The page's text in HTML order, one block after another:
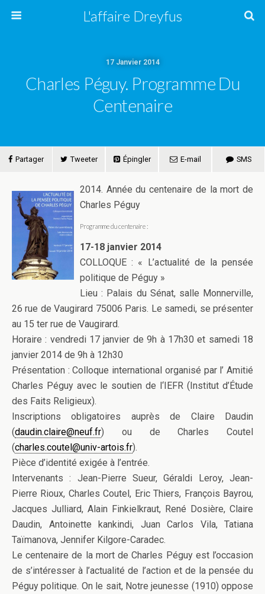
L'affaire Dreyfus
17 Janvier 2014
Charles Péguy. Programme Du
Centenaire
Partager Tweeter Épingler E-mail SMS
2014. Année du centenaire de la mort de
Charles Péguy
Programme du centenaire :
17-18 janvier 2014
COLLOQUE : « L’actualité de la pensée
politique de Péguy »
Lieu : Palais du Sénat, salle Monnerville,
26 rue de Vaugirard 75006 Paris. Le samedi, se présenter
au 15 ter rue de Vaugirard.
Horaire : vendredi 17 janvier de 9h à 17h30 et samedi 18
janvier 2014 de 9h à 12h30
Présentation : Colloque international organisé par l’ Amitié
Charles Péguy avec le soutien de l‘IEFR (Institut d’Étude
des Faits Religieux).
Inscriptions obligatoires auprès de Claire Daudin
(daudin.claire@neuf.fr) ou de Charles Coutel
(charles.coutel@univ-artois.fr).
Pièce d’identité exigée à l’entrée.
Intervenants : Jean-Pierre Sueur, Géraldi Leroy, Jean-
Pierre Rioux, Charles Coutel, Eric Thiers, François Bayrou,
Jacques Julliard, Alain Finkielkraut, René Dosière, Claire
Daudin, Antoinette kankindi, Juan Carlos Vila, Tatiana
Taïmanova, Jennifer Kilgore-Caradec.
Le centenaire de la mort de Charles Péguy est l’occasion
de s’intéresser à l’actualité de l’action et de la pensée du
Péguy politique. On le sait, Notre jeunesse (1910) oppose